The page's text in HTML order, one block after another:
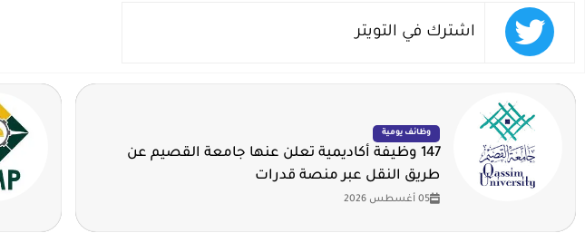
اشترك في التويتر
وظائف يومية
147 وظيفة أكاديمية تعلن عنها جامعة القصيم عن
طريق النقل عبر منصة قدرات
05 أغسطس 2026